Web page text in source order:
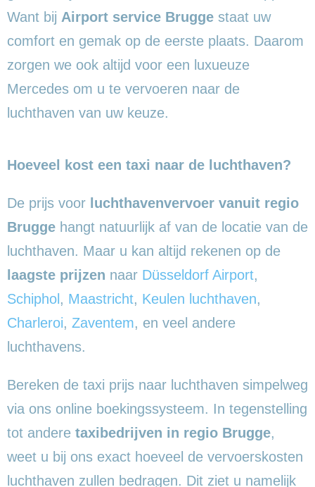
Want bij Airport service Brugge staat uw
comfort en gemak op de eerste plaats. Daarom
zorgen we ook altijd voor een luxueuze
Mercedes om u te vervoeren naar de
luchthaven van uw keuze.
Hoeveel kost een taxi naar de luchthaven?
De prijs voor luchthavenvervoer vanuit regio
Brugge hangt natuurlijk af van de locatie van de
luchthaven. Maar u kan altijd rekenen op de
laagste prijzen naar Düsseldorf Airport,
Schiphol , Maastricht, Keulen luchthaven,
Charleroi, Zaventem, en veel andere
luchthavens.
Bereken de taxi prijs naar luchthaven simpelweg
via ons online boekingssysteem. In tegenstelling
tot andere taxibedrijven in regio Brugge,
weet u bij ons exact hoeveel de vervoerskosten
luchthaven zullen bedragen. Dit ziet u namelijk